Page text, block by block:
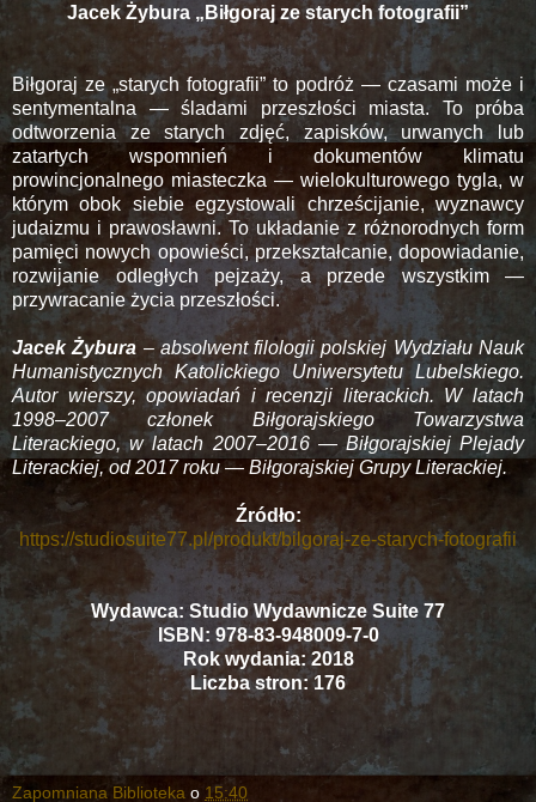
Jacek Żybura „Biłgoraj ze starych fotografii”
Biłgoraj ze „starych fotografii” to podróż — czasami może i
sentymentalna — śladami przeszłości miasta. To próba
odtworzenia ze starych zdjęć, zapisków, urwanych lub
zatartych wspomnień i dokumentów klimatu
prowincjonalnego miasteczka — wielokulturowego tygla, w
którym obok siebie egzystowali chrześcijanie, wyznawcy
judaizmu i prawosławni. To układanie z różnorodnych form
pamięci nowych opowieści, przekształcanie, dopowiadanie,
rozwijanie odległych pejzaży, a przede wszystkim —
przywracanie życia przeszłości.
Jacek Żybura – absolwent filologii polskiej Wydziału Nauk
Humanistycznych Katolickiego Uniwersytetu Lubelskiego.
Autor wierszy, opowiadań i recenzji literackich. W latach
1998–2007 członek Biłgorajskiego Towarzystwa
Literackiego, w latach 2007–2016 — Biłgorajskiej Plejady
Literackiej, od 2017 roku — Biłgorajskiej Grupy Literackiej.
Źródło:
https://studiosuite77.pl/produkt/bilgoraj-ze-starych-fotografii
Wydawca: Studio Wydawnicze Suite 77
ISBN: 978-83-948009-7-0
Rok wydania: 2018
Liczba stron: 176
Zapomniana Biblioteka o 15:40